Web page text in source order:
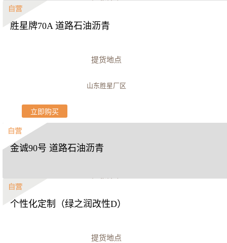
山东东方华龙厂区
胜星牌70A 道路石油沥青
提货地点
山东胜星厂区
立即购买
金诚90号 道路石油沥青
山东金诚石化厂区
个性化定制（绿之润改性D）
提货地点